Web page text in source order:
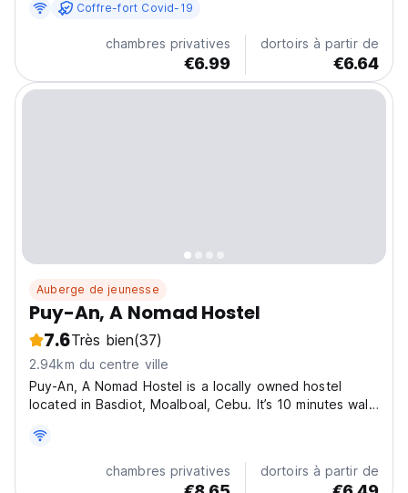
with blackout curtains, individual lights, and secure
lockers. Each room features an en-suite...
Coffre-fort Covid-19
chambres privatives
€6.99
dortoirs à partir de
€6.64
Auberge de jeunesse
Puy-An, A Nomad Hostel
7.6Très bien(37)
2.94km du centre ville
Puy-An, A Nomad Hostel is a locally owned hostel
located in Basdiot, Moalboal, Cebu. It’s 10 minutes walk
turtles can be seen. It’s 15 minutes drive to Basdako,
White Beach and 30 minutes drive to Kawasan Falls...
chambres privatives dortoirs à partir de